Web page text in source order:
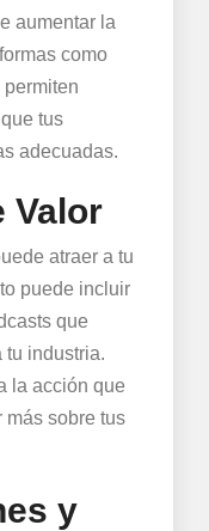
aumentar la
como
permiten
tus
adecuadas.
Valor
atraer a tu
puede incluir
que
tu industria.
la acción que
más sobre tus
y